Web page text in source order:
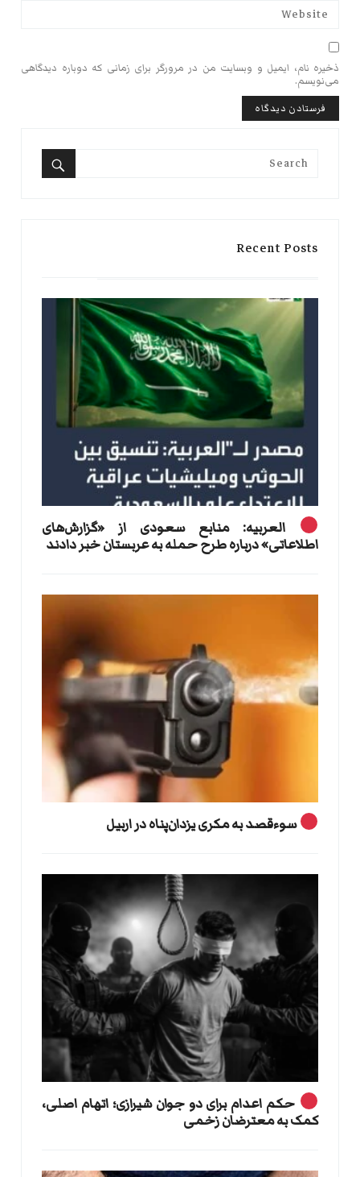
ذخیره نام، ایمیل و وبسایت من در مرورگر برای زمانی که دوباره دیدگاهی
می‌نویسم.
Search
Recent Posts
العربیه: منابع سعودی از «گزارش‌های
اطلاعاتی» درباره طرح حمله به عربستان خبر دادند
سوءقصد به مکری یزدان‌پناه در اربیل
حکم اعدام برای دو جوان شیرازی؛ اتهام اصلی،
کمک به معترضان زخمی